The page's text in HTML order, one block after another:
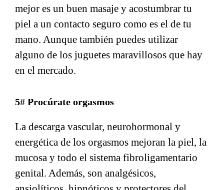
mejor es un buen masaje y acostumbrar tu
piel a un contacto seguro como es el de tu
mano. Aunque también puedes utilizar
alguno de los juguetes maravillosos que hay
en el mercado.
5# Procúrate orgasmos
La descarga vascular, neurohormonal y
energética de los orgasmos mejoran la piel, la
mucosa y todo el sistema fibroligamentario
genital. Además, son analgésicos,